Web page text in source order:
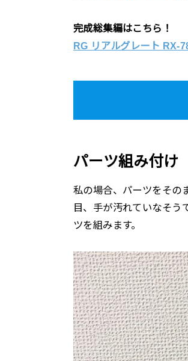
完成総集編はこちら！
RG リアルグレート RX-
パーツ組み付け
私の場合、パーツをその
目、手が汚れていなそう
ツを組みます。